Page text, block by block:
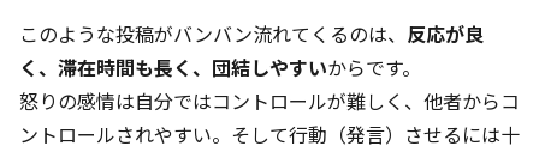
このような投稿がバンバン流れてくるのは、 反応が良
く、滞在時間も長く、団結しやすいからです。
怒りの感情は自分ではコントロールが難しく、他者からコ
ントロールされやすい。そして行動（発言）させるには十